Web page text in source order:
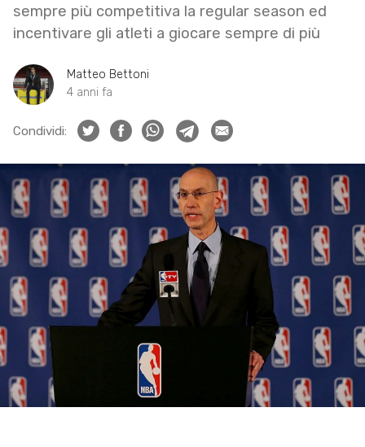
sempre più competitiva la regular season ed
incentivare gli atleti a giocare sempre di più
Matteo Bettoni
4 anni fa
Condividi: